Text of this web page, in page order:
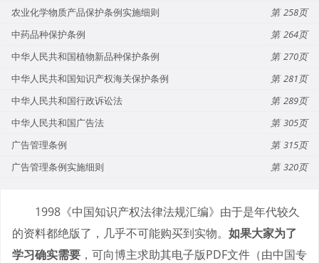
农业化学物质产品保护条例实施细则
258
中药品种保护条例
264
中华人民共和国植物新品种保护条例
270
中华人民共和国知识产权海关保护条例
281
中华人民共和国行政诉讼法
289
中华人民共和国广告法
305
广告管理条例
315
广告管理条例实施细则
320
1998《中国知识产权法律法规汇编》由于是年代较久
的资料都绝版了，几乎不可能购买到实物。 如果大家为了
学习确实需要 ，可向博主求助其电子版PDF文件（由中国专